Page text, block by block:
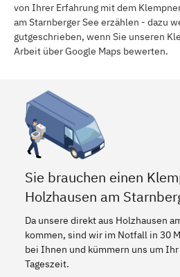
von Ihrer Erfahrung mit dem
am Starnberger See erzählen - dazu
gutgeschrieben, wenn Sie unseren
Arbeit über Google Maps bewerten.
Sie brauchen einen
Holzhausen am
Da unsere direkt aus Holzhausen
kommen, sind wir im Notfall in 30
bei Ihnen und kümmern uns um
Tageszeit.